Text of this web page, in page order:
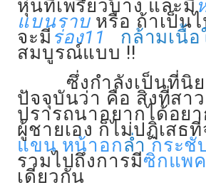
หุ่นที่เพรียวบาง และมี
แบนราบ หรือ ถ้าเป็น
จะมี ร่อง11 กล้ามเนื้
สมบูรณ์แบบ !!
ซึ่งกำลังเป็นที่นิย
ปัจจุบันว่า คือ สิ่งที่สา
ปรารถนาอยากได้อย
ผู้ชายเอง ก็ไม่ปฏิเสธ
แขน หน้าอกล่ำกระชั
รวมไปถึงการมีซิกแพค
เดียวกัน